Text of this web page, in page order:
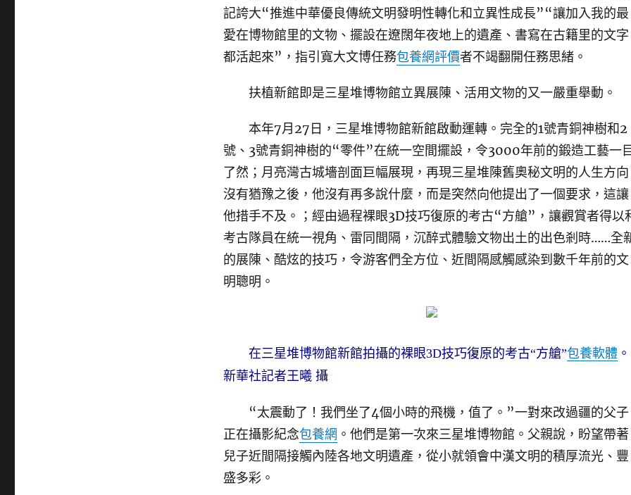
記誇大“推進中華優良傳統文明發明性轉化和立異性成長”“讓加入我的最
愛在博物館里的文物、擺設在遼闊年夜地上的遺產、書寫在古籍里的文字
都活起來”，指引寬大文博任務包養網評價者不竭翻開任務思緒。
扶植新館即是三星堆博物館立異展陳、活用文物的又一嚴重舉動。
本年7月27日，三星堆博物館新館啟動運轉。完全的1號青銅神樹和2
號、3號青銅神樹的“零件”在統一空間擺設，令3000年前的鍛造工藝一
了然；月亮灣古城墻剖面巨幅展現，再現三星堆陳舊奧秘文明的人生方向
沒有猶豫之後，他沒有再多說什麼，而是突然向他提出了一個要求，這讓
他措手不及。；經由過程裸眼3D技巧復原的考古“方艙”，讓觀賞者得以
考古隊員在統一視角、雷同間隔，沉醉式體驗文物出土的出色剎時……全
的展陳、酷炫的技巧，令游客們全方位、近間隔感觸感染到數千年前的文
明聰明。
在三星堆博物館新館拍攝的裸眼3D技巧復原的考古“方艙”包養軟體。
新華社記者王曦 攝
“太震動了！我們坐了4個小時的飛機，值了。”一對來改過疆的父子
正在攝影紀念包養網 。他們是第一次來三星堆博物館。父親說，盼望帶著
兒子近間隔接觸內陸各地文明遺產，從小就領會中漢文明的積厚流光、豐
盛多彩。